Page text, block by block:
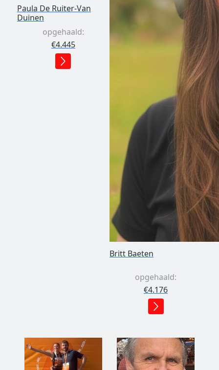
Paula De Ruiter-Van
Duinen
opgehaald:
€4.445
Britt Baeten
opgehaald:
€4.176